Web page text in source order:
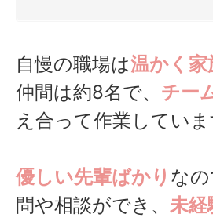
自慢の職場は温かく
仲間は約8名で、 チー
え合って作業していま
優しい先輩ばかり な
問や相談ができ、 未経